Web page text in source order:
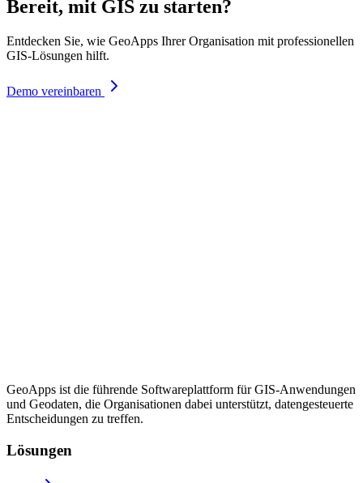
Bereit, mit GIS zu starten?
Entdecken Sie, wie GeoApps Ihrer Organisation mit professionellen
GIS-Lösungen hilft.
Demo vereinbaren
GeoApps ist die führende Softwareplattform für GIS-Anwendungen
und Geodaten, die Organisationen dabei unterstützt, datengesteuerte
Entscheidungen zu treffen.
Lösungen